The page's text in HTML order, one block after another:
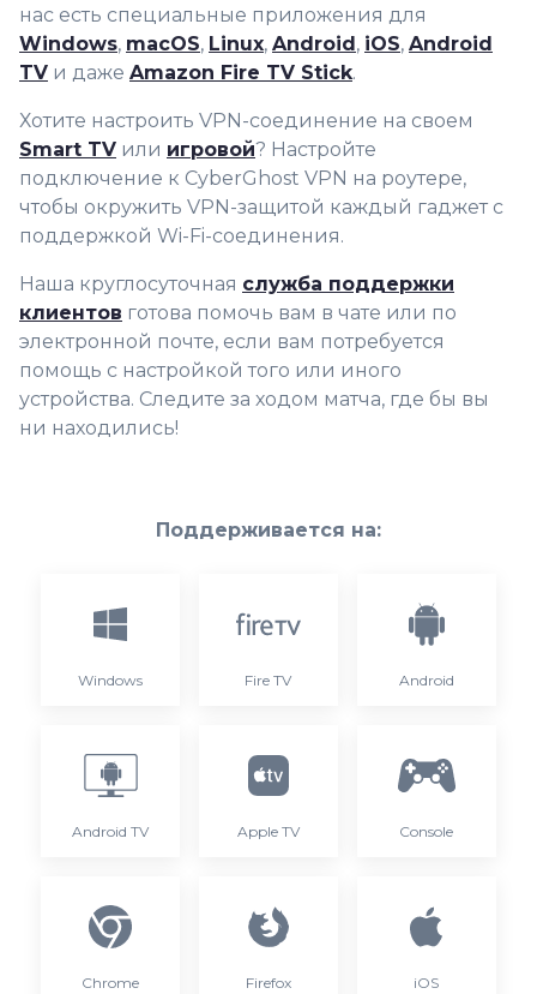
нас есть специальные приложения для
Windows, macOS, Linux, Android , iOS, Android
TV и даже Amazon Fire TV Stick.
Хотите настроить VPN-соединение на своем
Smart TV или игровой? Настройте
подключение к CyberGhost VPN на роутере,
чтобы окружить VPN-защитой каждый гаджет с
поддержкой Wi-Fi-соединения.
Наша круглосуточная служба поддержки
клиентов готова помочь вам в чате или по
электронной почте, если вам потребуется
помощь с настройкой того или иного
устройства. Следите за ходом матча, где бы вы
ни находились!
Поддерживается на:
Windows Fire TV Android
Android TV Apple TV Console
Chrome Firefox iOS